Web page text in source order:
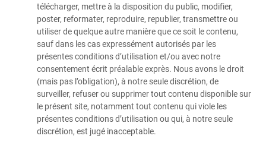
télécharger, mettre à la disposition du public, modifier,
poster, reformater, reproduire, republier, transmettre ou
utiliser de quelque autre manière que ce soit le contenu,
sauf dans les cas expressément autorisés par les
présentes conditions d’utilisation et/ou avec notre
consentement écrit préalable exprès. Nous avons le droit
(mais pas l’obligation), à notre seule discrétion, de
surveiller, refuser ou supprimer tout contenu disponible sur
le présent site, notamment tout contenu qui viole les
présentes conditions d’utilisation ou qui, à notre seule
discrétion, est jugé inacceptable.